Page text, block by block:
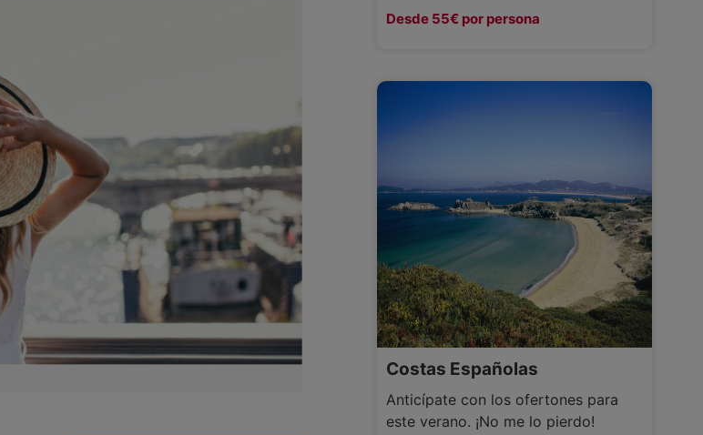
Desde 55€ por persona
Costas Españolas
Anticípate con los ofertones para
este verano. ¡No me lo pierdo!